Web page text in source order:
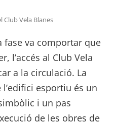
Club Vela Blanes
fase va comportar que
l’accés al Club Vela
a la circulació. La
l’edifici esportiu és un
i un pas
de les obres de